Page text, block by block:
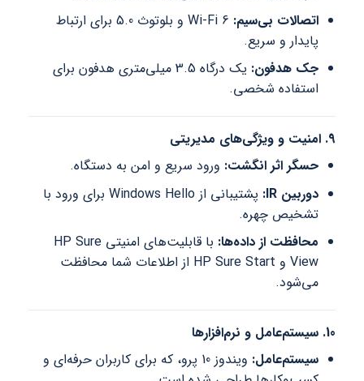
اتصالات بی‌سیم:
Wi-Fi 6 و بلوتوث 5.0 برای ارتباط
پایدار و سریع.
جک هدفون:
یک درگاه 3.5 میلی‌متری هدفون برای
استفاده شخصی.
9. امنیت و ویژگی‌های مدیریتی
حسگر اثر انگشت: ورود سریع و امن به دستگاه.
دوربین IR:
پشتیبانی از Windows Hello برای ورود با
تشخیص چهره.
محافظت از داده‌ها:
با قابلیت‌های امنیتی HP Sure
View و HP Sure Start از اطلاعات شما محافظت
می‌شود.
10. سیستم‌عامل و نرم‌افزارها
سیستم‌عامل:
ویندوز 10 پرو، که برای کاربران حرفه‌ای و